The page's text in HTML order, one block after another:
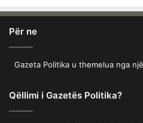
Për ne
Gazeta Politika u themelua nga
Qëllimi i Gazetës Politika?